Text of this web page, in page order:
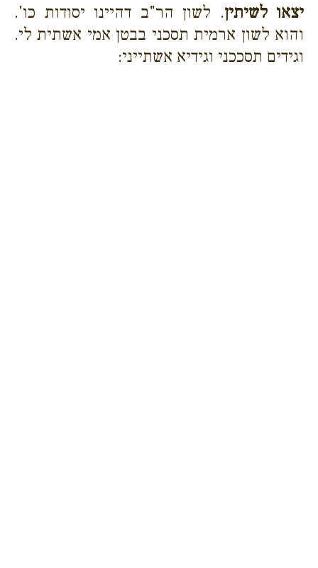
יצאו לשיתין. לשון הר"ב דהיינו יסודות כו'.
והוא לשון ארמית תסכני בבטן אמי אשתית לי.
וגידים תסככני וגידיא אשתייני: